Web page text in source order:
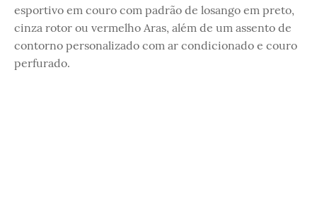
esportivo em couro com padrão de losango em preto,
cinza rotor ou vermelho Aras, além de um assento de
contorno personalizado com ar condicionado e couro
perfurado.